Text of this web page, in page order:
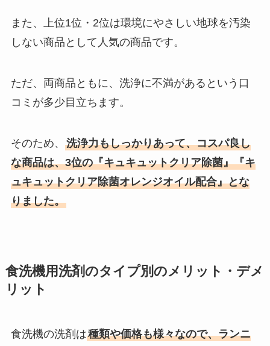
また、上位1位・2位は環境にやさしい地球を汚染
しない商品として人気の商品です。
ただ、両商品ともに、洗浄に不満があるという口
コミが多少目立ちます。
そのため、 洗浄力もしっかりあって、コスパ良し
な商品は、3位の『キュキュットクリア除菌』『キ
ュキュットクリア除菌オレンジオイル配合』とな
りました。
食洗機用洗剤のタイプ別のメリット・デメ
リット
食洗機の洗剤は種類や価格も様々なので、ランニ